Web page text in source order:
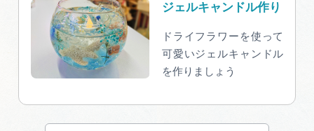
ジェルキャンドル作り
ドライフラワーを使って
可愛いジェルキャンドル
を作りましょう